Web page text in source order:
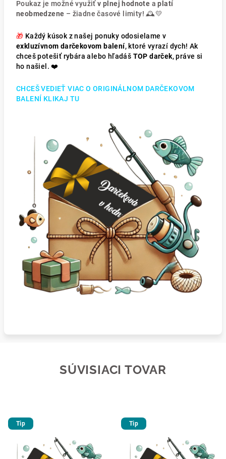
Poukaz je možné využiťv plnej hodnote aplatí
neobmedzene – žiadne časové limity! 🕰️💛
🎁 Každý kúsok z našej ponuky odosielame v
exkluzívnom darčekovom balení, ktoré vyrazí dych! Ak
chceš potešiť rybára alebo hľadáš TOP darček, práve si
ho našiel. ❤️
CHCEŠ VEDIEŤ VIAC O ORIGINÁLNOM DARČEKOVOM
BALENÍ KLIKAJ TU
SÚVISIACI TOVAR
Tip Tip